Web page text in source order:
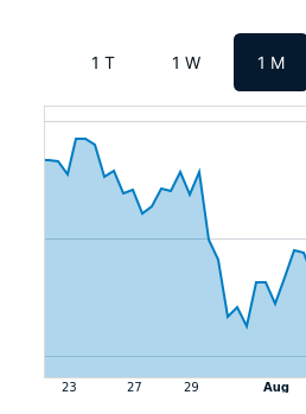
1 T 1 W 1 M